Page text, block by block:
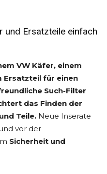
und Ersatzteile einfach
VW Käfer, einem
Ersatzteil für einen
Such-Filter
das Finden der
Teile. Neue Inserate
vor der
Sicherheit und